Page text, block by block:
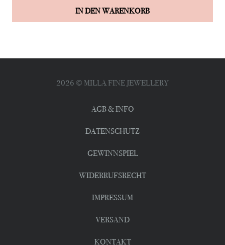
IN DEN WARENKORB
2026 © MILLA FINE JEWELLERY
AGB & INFO
DATENSCHUTZ
GEWINNSPIEL
WIDERRUFSRECHT
IMPRESSUM
VERSAND
KONTAKT